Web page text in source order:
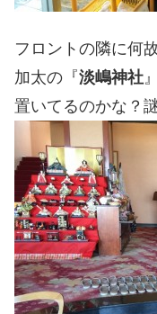
フロントの隣に何
加太の『淡嶋神社
置いてるのかな？謎